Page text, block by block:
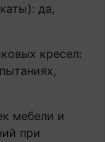
да,
кресел:
мебели и
при